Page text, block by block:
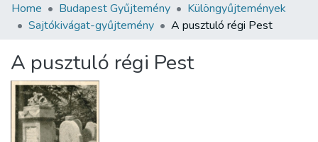
Communities & Collections
Statistics
About us
Home Budapest Gyűjtemény
Különgyűjtemények
Sajtókivágat-gyűjtemény
A pusztuló régi Pest
A pusztuló régi Pest